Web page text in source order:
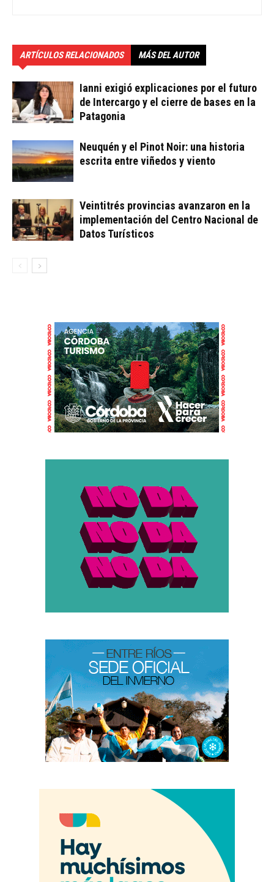
ARTÍCULOS RELACIONADOS MÁS DEL AUTOR
Ianni exigió explicaciones por el futuro
de Intercargo y el cierre de bases en la
Patagonia
Neuquén y el Pinot Noir: una historia
escrita entre viñedos y viento
Veintitrés provincias avanzaron en la
implementación del Centro Nacional de
Datos Turísticos